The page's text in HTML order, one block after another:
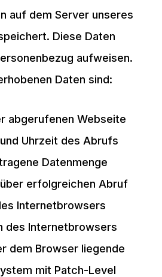
auf dem Server unseres
Diese Daten
aufweisen.
Daten sind:
abgerufenen Webseite
Uhrzeit des Abrufs
Datenmenge
erfolgreichen Abruf
Internetbrowsers
des Internetbrowsers
dem Browser liegende
mit Patch-Level